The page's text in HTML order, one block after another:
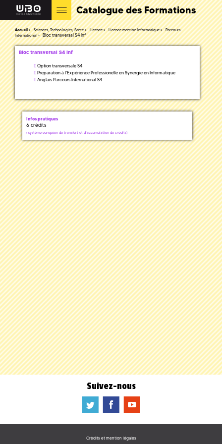
Catalogue des Formations
Accueil Sciences, Technologies, Santé Licence Licence mention Informatique
Parcours
International
Bloc transversal S4 Inf
Bloc transversal S4 Inf
Option transversale S4
Preparation à l'Expérience Professionelle en Synergie en Informatique
Anglais Parcours International S4
Infos pratiques
6 crédits
( système européen de transfert et d'accumulation de crédits)
Suivez-nous
a b f
Crédits et mention légales